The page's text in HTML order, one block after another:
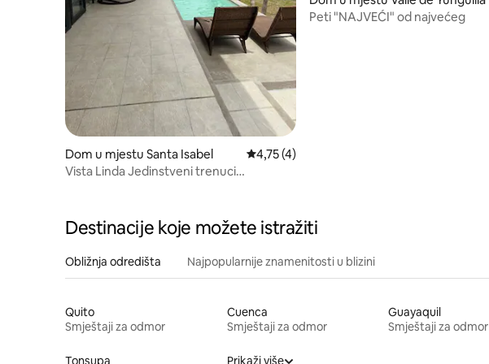
Dom u mjestu Santa Isabel Prosječna ocjena: 4,75 od 5, recenzija: 4
4,75 (4)
Vista Linda Jedinstveni trenuci
Peti "NAJVEĆI" od najvećeg
Destinacije koje možete istražiti
Obližnja odredišta Najpopularnije znamenitosti u blizini
Quito
Smještaji za odmor
Cuenca
Smještaji za odmor
Guayaquil
Smještaji za odmor
Tonsupa Prikaži više